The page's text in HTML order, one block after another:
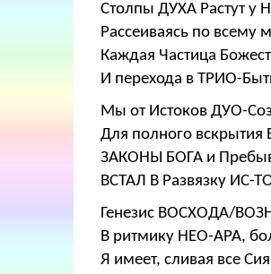
Столпы ДУХА Растут у
Рассеиваясь по
Каждая Частица
И перехода в ТРИО-
Мы от Истоков ДУО-
Для полного
ЗАКОНЫ БОГА и
ВСТАЛ В Развязку
Генезис ВОСХОДА/
В ритмику НЕО-АРА,
Я имеет, сливая все